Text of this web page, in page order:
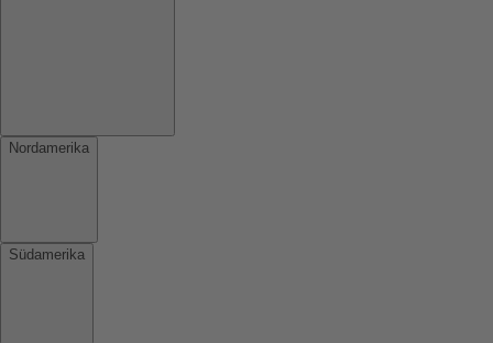
Nordamerika
Südamerika